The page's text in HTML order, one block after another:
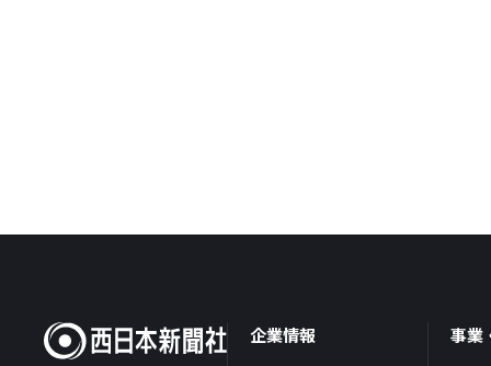
企業情報 事業